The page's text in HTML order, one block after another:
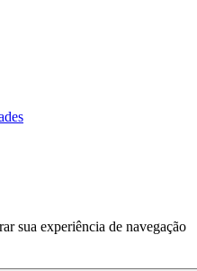
sua experiência de navegação